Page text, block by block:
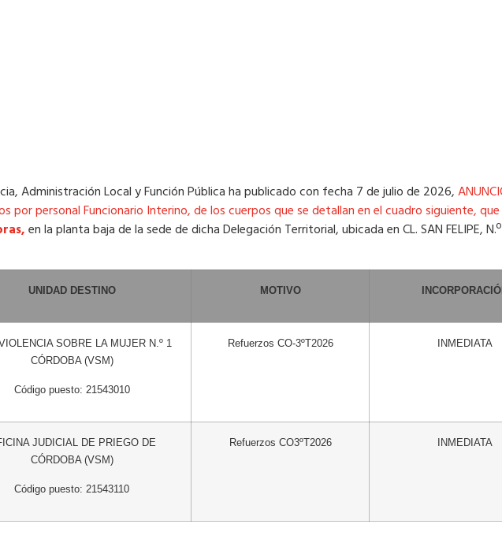
Administración Local y Función Pública ha publicado con fecha 7 de julio de 2026,
por personal Funcionario Interino, de los cuerpos que se detallan en el cuadro siguiente,
en la planta baja de la sede de dicha Delegación Territorial, ubicada en CL. SAN FELIPE,
UNIDAD DESTINO MOTIVO
SOBRE LA MUJER N.º 1
CÓRDOBA (VSM)
Código puesto: 21543010
Refuerzos CO-3ºT2026 INMEDIATA
JUDICIAL DE PRIEGO DE
CÓRDOBA (VSM)
Código puesto: 21543110
Refuerzos CO3ºT2026 INMEDIATA